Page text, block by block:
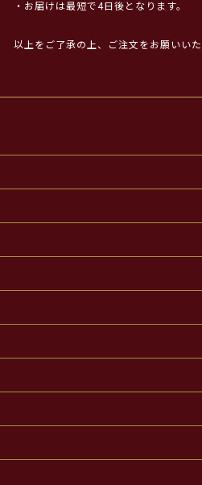
・お届けは最短で4日後となります。
以上をご了承の上、ご注文をお願いいた